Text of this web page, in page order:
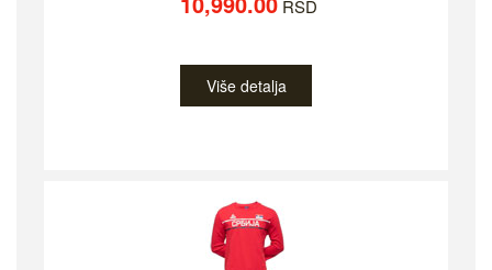
RSD
Više detalja